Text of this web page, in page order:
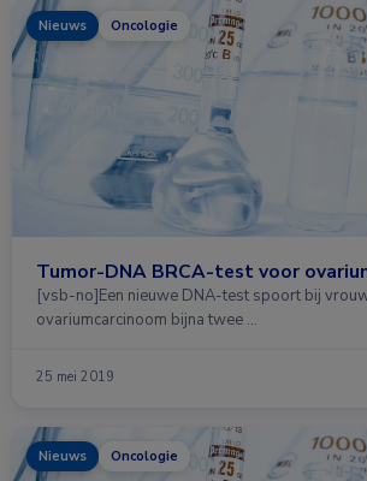
Nieuws Oncologie
Tumor-DNA BRCA-test voor
[vsb-no]Een nieuwe DNA-test spoort bij
ovariumcarcinoom bijna twee …
25 mei 2019
Nieuws Oncologie